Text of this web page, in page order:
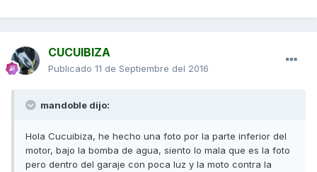
CUCUIBIZA
Publicado 11 de Septiembre del 2016
mandoble dijo:
Hola Cucuibiza, he hecho una foto por la parte inferior del
motor, bajo la bomba de agua, siento lo mala que es la foto
pero dentro del garaje con poca luz y la moto contra la